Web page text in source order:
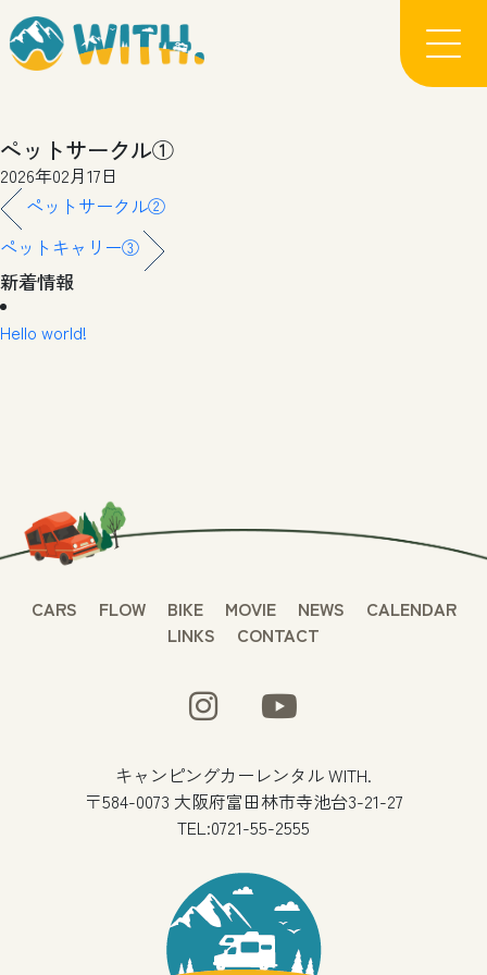
ペットサークル①
2026年02月17日
ペットサークル②
ペットキャリー③
新着情報
Hello world!
CARS FLOW BIKE MOVIE NEWS
CALENDAR
LINKS
CONTACT
キャンピングカーレンタル WITH.
〒584-0073 大阪府富田林市寺池台3-21-27
TEL:0721-55-2555